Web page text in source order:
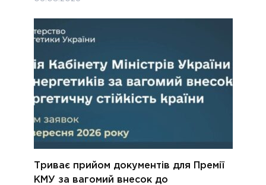
Триває прийом документів для Премії
КМУ за вагомий внесок до